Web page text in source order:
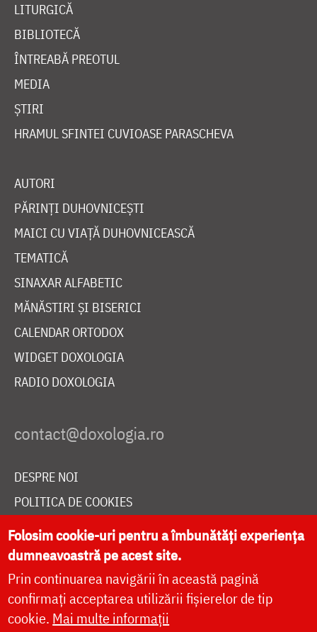
LITURGICĂ
BIBLIOTECĂ
ÎNTREABĂ PREOTUL
MEDIA
ȘTIRI
HRAMUL SFINTEI CUVIOASE PARASCHEVA
AUTORI
PĂRINȚI DUHOVNICEȘTI
MAICI CU VIAȚĂ DUHOVNICEASCĂ
TEMATICĂ
SINAXAR ALFABETIC
MĂNĂSTIRI ȘI BISERICI
CALENDAR ORTODOX
WIDGET DOXOLOGIA
RADIO DOXOLOGIA
DESPRE NOI
POLITICA DE COOKIES
DONEAZĂ ONLINE PENTRU CATEDRALA NAȚIONALĂ
LIVE
Folosim cookie-uri pentru a îmbunătăți experiența
dumneavoastră pe acest site.
Prin continuarea navigării în această pagină
confirmați acceptarea utilizării fișierelor de tip
cookie. Mai multe informații